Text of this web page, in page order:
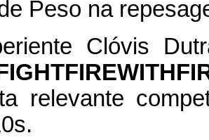
Peso na
Clóvis
relevante